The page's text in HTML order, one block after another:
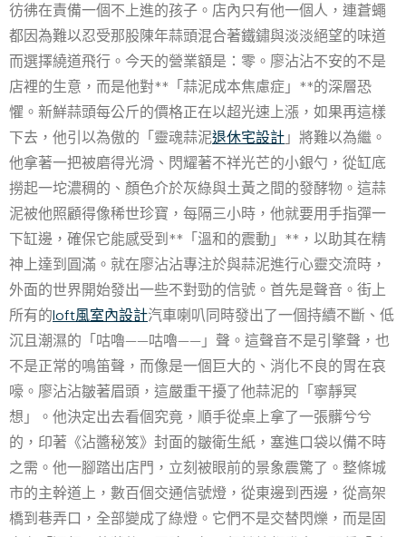
彷彿在責備一個不上進的孩子。店內只有他一個人，連蒼蠅
都因為難以忍受那股陳年蒜頭混合著鐵鏽與淡淡絕望的味道
而選擇繞道飛行。今天的營業額是：零。廖沾沾不安的不是
店裡的生意，而是他對**「蒜泥成本焦慮症」**的深層恐
懼。新鮮蒜頭每公斤的價格正在以超光速上漲，如果再這樣
下去，他引以為傲的「靈魂蒜泥退休宅設計」將難以為繼。
他拿著一把被磨得光滑、閃耀著不祥光芒的小銀勺，從缸底
撈起一坨濃稠的、顏色介於灰綠與土黃之間的發酵物。這蒜
泥被他照顧得像稀世珍寶，每隔三小時，他就要用手指彈一
下缸邊，確保它能感受到**「溫和的震動」**，以助其在精
神上達到圓滿。就在廖沾沾專注於與蒜泥進行心靈交流時，
外面的世界開始發出一些不對勁的信號。首先是聲音。街上
所有的loft風室內設計汽車喇叭同時發出了一個持續不斷、低
沉且潮濕的「咕嚕——咕嚕——」聲。這聲音不是引擎聲，也
不是正常的鳴笛聲，而像是一個巨大的、消化不良的胃在哀
嚎。廖沾沾皺著眉頭，這嚴重干擾了他蒜泥的「寧靜冥
想」。他決定出去看個究竟，順手從桌上拿了一張髒兮兮
的，印著《沾醬秘笈》封面的皺衛生紙，塞進口袋以備不時
之需。他一腳踏出店門，立刻被眼前的景象震驚了。整條城
市的主幹道上，數百個交通信號燈，從東邊到西邊，從高架
橋到巷弄口，全部變成了綠燈。它們不是交替閃爍，而是固